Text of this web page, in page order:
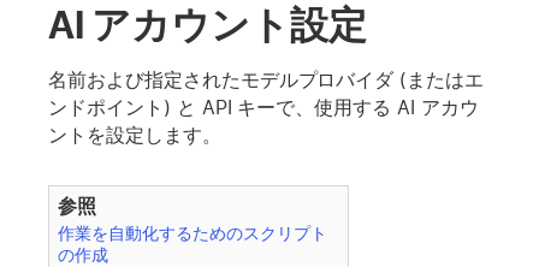
AI アカウント設定
名前および指定されたモデルプロバイダ (またはエ
ンドポイント) と API キーで、使用する AI アカウ
ントを設定します。
参照
作業を自動化するためのスクリプト
の作成